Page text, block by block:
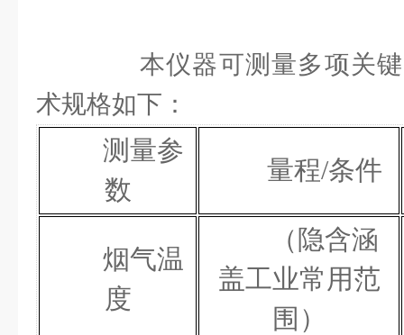
本仪器可测量多项关键
术规格如下：
测量参
数
量程/条件
烟气温
度
（隐含涵
盖工业常用范
围）